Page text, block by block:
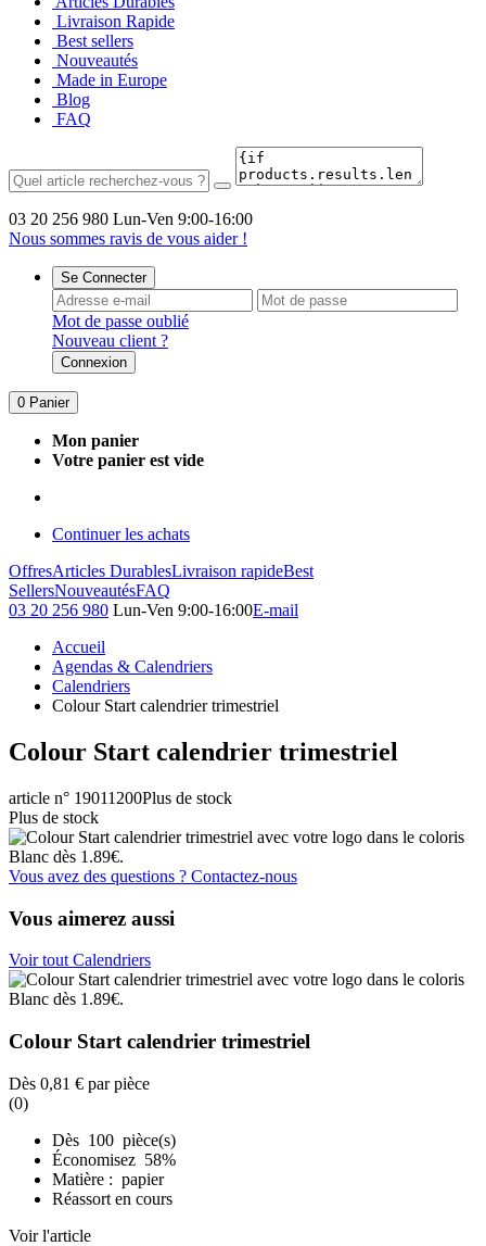
Livraison Rapide
Best sellers
Nouveautés
Made in Europe
Blog
FAQ
03 20 256 980 Lun-Ven 9:00-16:00
Nous sommes ravis de vous aider !
Se Connecter
Mot de passe oublié
Nouveau client ?
Connexion
0 Panier
Mon panier
Votre panier est vide
Continuer les achats
OffresArticles DurablesLivraison rapideBest
SellersNouveautésFAQ
03 20 256 980 Lun-Ven 9:00-16:00E-mail
Accueil
Agendas & Calendriers
Calendriers
Colour Start calendrier trimestriel
Colour Start calendrier trimestriel
article n° 19011200Plus de stock
Plus de stock
Vous avez des questions ? Contactez-nous
Vous aimerez aussi
Voir tout Calendriers
Colour Start calendrier trimestriel
Dès 0,81 € par pièce
(0)
Dès 100 pièce(s)
Économisez 58%
Matière : papier
Réassort en cours
Voir l'article